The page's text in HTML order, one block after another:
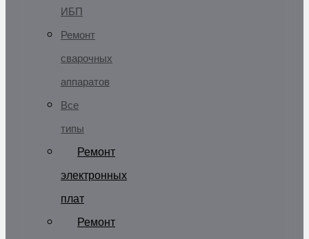
ИБП
Ремонт
сварочных
аппаратов
Все
типы
Ремонт
электронных
плат
Ремонт